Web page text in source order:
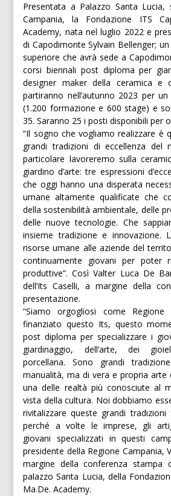
Presentata a Palazzo Santa Lucia,
Campania, la Fondazione ITS
Academy, nata nel luglio 2022 e
di Capodimonte Sylvain Bellenger;
superiore che avrà sede a
corsi biennali post diploma per
designer maker della ceramica e
partiranno nell’autunno 2023 per
(1.200 formazione e 600 stage) e
35. Saranno 25 i posti disponibili per
“Il sogno che vogliamo realizzare è
grandi tradizioni di eccellenza del
particolare lavoreremo sulla
giardino d’arte: tre espressioni
che oggi hanno una disperata
umane altamente qualificate che
della sostenibilità ambientale, delle
delle nuove tecnologie. Che
insieme tradizione e innovazione.
risorse umane alle aziende del
continuamente giovani per poter
produttive”. Così Valter Luca De
dell’Its Caselli, a margine della
presentazione.
“Siamo orgogliosi come
finanziato questo Its, questo
post diploma per specializzare i
giardinaggio, dell’arte, dei
porcellana. Sono grandi
manualità, ma di vera e propria arte
una delle realtà più conosciute al
vista della cultura. Noi dobbiamo
rivitalizzare queste grandi
perché a volte le imprese, gli
giovani specializzati in questi
presidente della Regione Campania,
margine della conferenza stampa
palazzo Santa Lucia, della
Ma.De. Academy.